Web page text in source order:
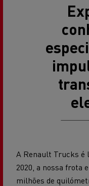
A Renault Trucks é
2020, a nossa frota
milhões de